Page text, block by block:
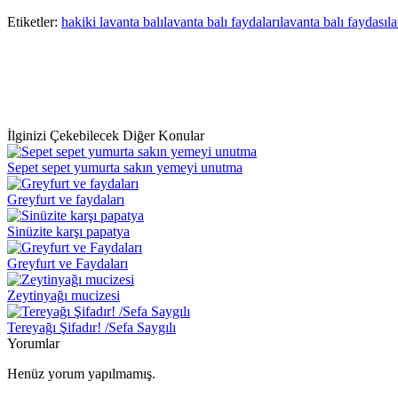
Paylaş
Etiketler: hakiki lavanta balılavanta balı faydalarılavanta balı faydası
İlginizi Çekebilecek Diğer Konular
Sepet sepet yumurta sakın yemeyi unutma
Greyfurt ve faydaları
Sinüzite karşı papatya
Greyfurt ve Faydaları
Zeytinyağı mucizesi
Tereyağı Şifadır! /Sefa Saygılı
Yorumlar
Henüz yorum yapılmamış.